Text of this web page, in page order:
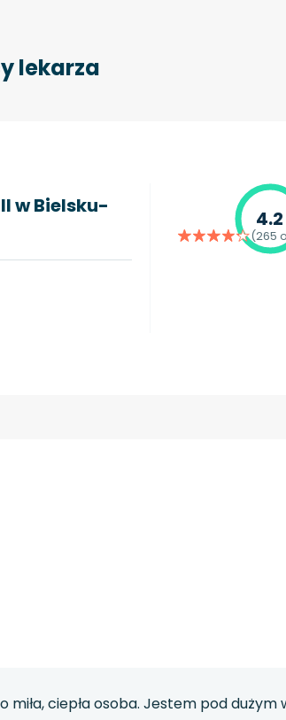
lekarza
w Bielsku-
4.2
(265
miła, ciepła osoba. Jestem pod